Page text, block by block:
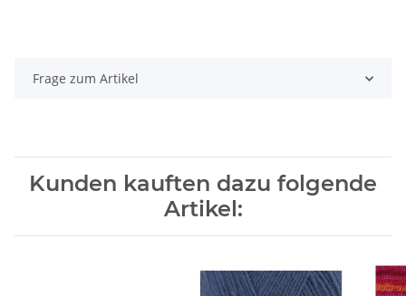
Frage zum Artikel
Kunden kauften dazu folgende
Artikel: